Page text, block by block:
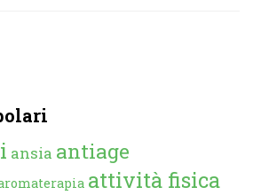
ansia antiage
attività fisica